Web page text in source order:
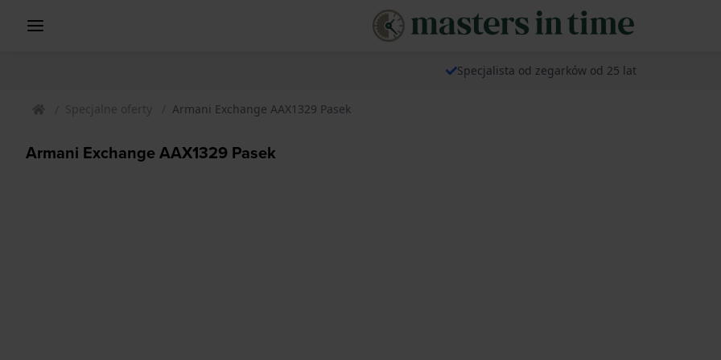
Specjalista od zegarków od 25 lat
Specjalne oferty Armani Exchange AAX1329 Pasek
Armani Exchange AAX1329 Pasek